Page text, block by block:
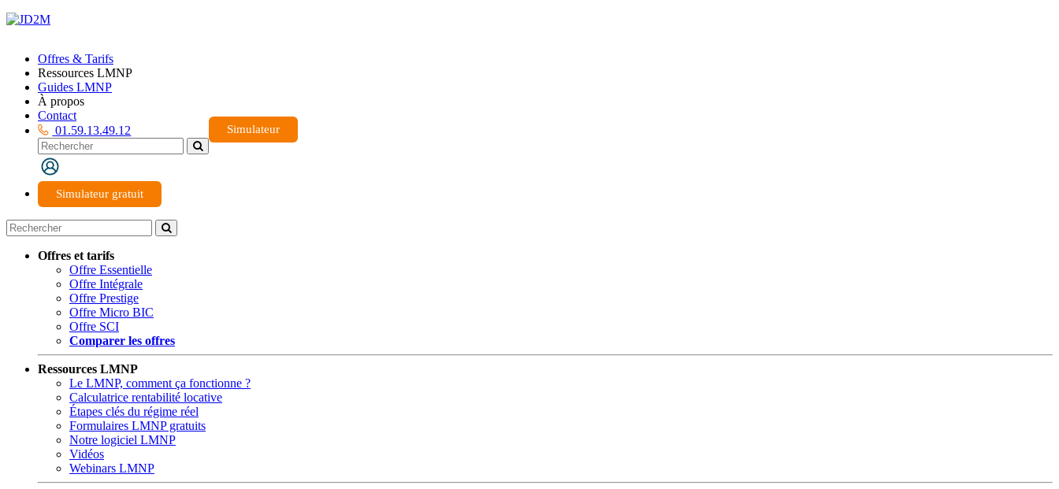
Offres & Tarifs
Ressources LMNP
Guides LMNP
À propos
Contact
01.59.13.49.12
Simulateur gratuit
Simulateur
Offres et tarifs
Offre Essentielle
Offre Intégrale
Offre Prestige
Offre Micro BIC
Offre SCI
Comparer les offres
Ressources LMNP
Le LMNP, comment ça fonctionne ?
Calculatrice rentabilité locative
Étapes clés du régime réel
Formulaires LMNP gratuits
Notre logiciel LMNP
Vidéos
Webinars LMNP